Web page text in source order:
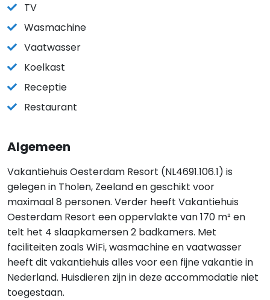
TV
Wasmachine
Vaatwasser
Koelkast
Receptie
Restaurant
Algemeen
Vakantiehuis Oesterdam Resort (NL4691.106.1) is
gelegen in Tholen, Zeeland en geschikt voor
maximaal 8 personen. Verder heeft Vakantiehuis
Oesterdam Resort een oppervlakte van 170 m² en
telt het 4 slaapkamersen 2 badkamers. Met
faciliteiten zoals WiFi, wasmachine en vaatwasser
heeft dit vakantiehuis alles voor een fijne vakantie in
Nederland. Huisdieren zijn in deze accommodatie niet
toegestaan.